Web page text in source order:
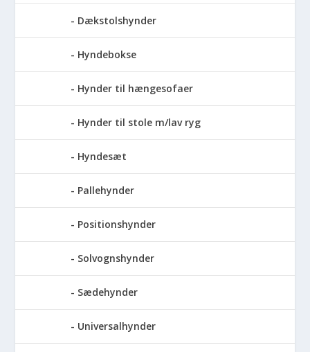
Dækstolshynder
Hyndebokse
Hynder til hængesofaer
Hynder til stole m/lav ryg
Hyndesæt
Pallehynder
Positionshynder
Solvognshynder
Sædehynder
Universalhynder